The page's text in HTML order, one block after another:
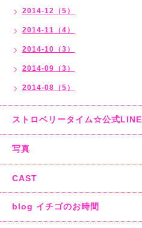
2014-12（5）
2014-11（4）
2014-10（3）
2014-09（3）
2014-08（5）
ストロベリータイム☆公式LINE
写真
CAST
blog イチゴのお時間